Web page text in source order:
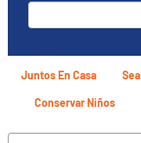
Juntos En Casa
Conservar Niños